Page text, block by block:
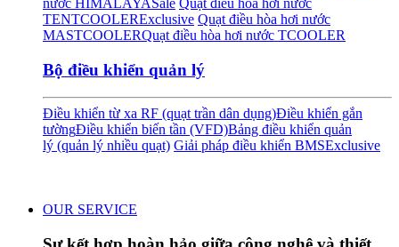
nước HIMALAYASale Quạt điều hòa hơi nước
TENTCOOLERExclusive Quạt điều hòa hơi nước
MASTCOOLERQuạt điều hòa hơi nước TCOOLER
Bộ điều khiển quản lý
Điều khiển từ xa RF (quạt trần dân dụng)Điều khiển gắn
tườngĐiều khiển biến tần (VFD)Bảng điều khiển quản
lý (quản lý nhiều quạt) Giải pháp điều khiển BMSExclusive
OUR SERVICE